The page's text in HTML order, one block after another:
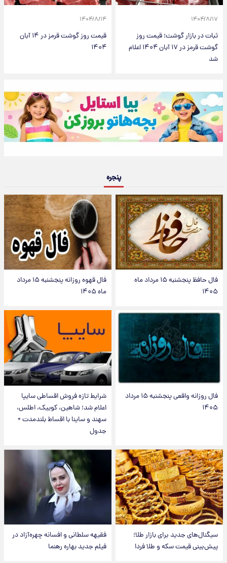
۱۴۰۴/۸/۱۷
ثبات در بازار گوشت؛ قیمت روز
گوشت قرمز در ۱۷ آبان ۱۴۰۴ اعلام
شد
۱۴۰۴/۸/۱۴
قیمت روز گوشت قرمز در ۱۴ آبان
۱۴۰۴
پنجره
فال حافظ پنجشنبه ۱۵ مرداد ماه
۱۴۰۵
فال قهوه روزانه پنجشنبه ۱۵ مرداد
ماه ۱۴۰۵
فال روزانه واقعی پنجشنبه ۱۵ مرداد
۱۴۰۵
شرایط تازه فروش اقساطی سایپا
اعلام شد؛ شاهین، کوییک، اطلس،
سهند و ساینا با اقساط بلندمدت +
جدول
سیگنال‌های جدید برای بازار طلا؛
پیش‌بینی قیمت سکه و طلا فردا
فقیهه سلطانی و افسانه چهره‌آزاد در
فیلم جدید بهاره رهنما